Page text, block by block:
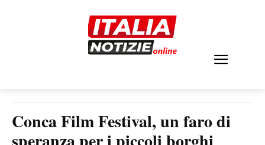
Conca Film Festival, un faro di